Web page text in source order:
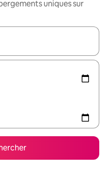
uniques sur
utilisez les flèches vers le